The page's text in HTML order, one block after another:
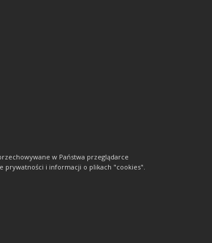
w Państwa przeglądarce
prywatności i informacji o plikach "cookies".